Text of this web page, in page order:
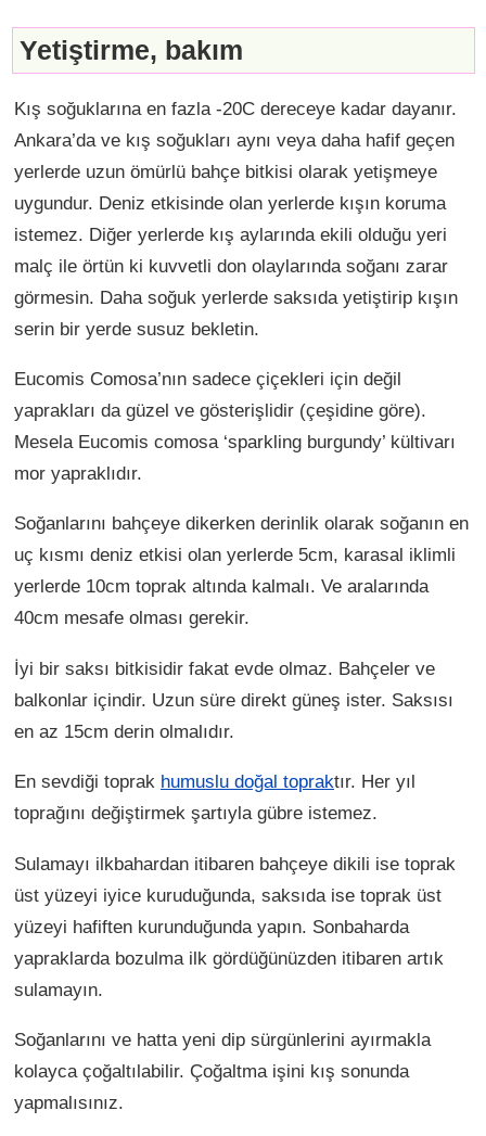
Yetiştirme, bakım
Kış soğuklarına en fazla -20C dereceye kadar dayanır.
Ankara’da ve kış soğukları aynı veya daha hafif geçen
yerlerde uzun ömürlü bahçe bitkisi olarak yetişmeye
uygundur. Deniz etkisinde olan yerlerde kışın koruma
istemez. Diğer yerlerde kış aylarında ekili olduğu yeri
malç ile örtün ki kuvvetli don olaylarında soğanı zarar
görmesin. Daha soğuk yerlerde saksıda yetiştirip kışın
serin bir yerde susuz bekletin.
Eucomis Comosa’nın sadece çiçekleri için değil
yaprakları da güzel ve gösterişlidir (çeşidine göre).
Mesela Eucomis comosa ‘sparkling burgundy’ kültivarı
mor yapraklıdır.
Soğanlarını bahçeye dikerken derinlik olarak soğanın en
uç kısmı deniz etkisi olan yerlerde 5cm, karasal iklimli
yerlerde 10cm toprak altında kalmalı. Ve aralarında
40cm mesafe olması gerekir.
İyi bir saksı bitkisidir fakat evde olmaz. Bahçeler ve
balkonlar içindir. Uzun süre direkt güneş ister. Saksısı
en az 15cm derin olmalıdır.
En sevdiği toprak humuslu doğal topraktır. Her yıl
toprağını değiştirmek şartıyla gübre istemez.
Sulamayı ilkbahardan itibaren bahçeye dikili ise toprak
üst yüzeyi iyice kuruduğunda, saksıda ise toprak üst
yüzeyi hafiften kurunduğunda yapın. Sonbaharda
yapraklarda bozulma ilk gördüğünüzden itibaren artık
sulamayın.
Soğanlarını ve hatta yeni dip sürgünlerini ayırmakla
kolayca çoğaltılabilir. Çoğaltma işini kış sonunda
yapmalısınız.